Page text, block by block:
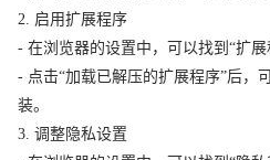
2. 启用扩展程序
- 在浏览器的设置中，可以找到“扩展
- 点击“加载已解压的扩展程序”后，
装。
3. 调整隐私设置